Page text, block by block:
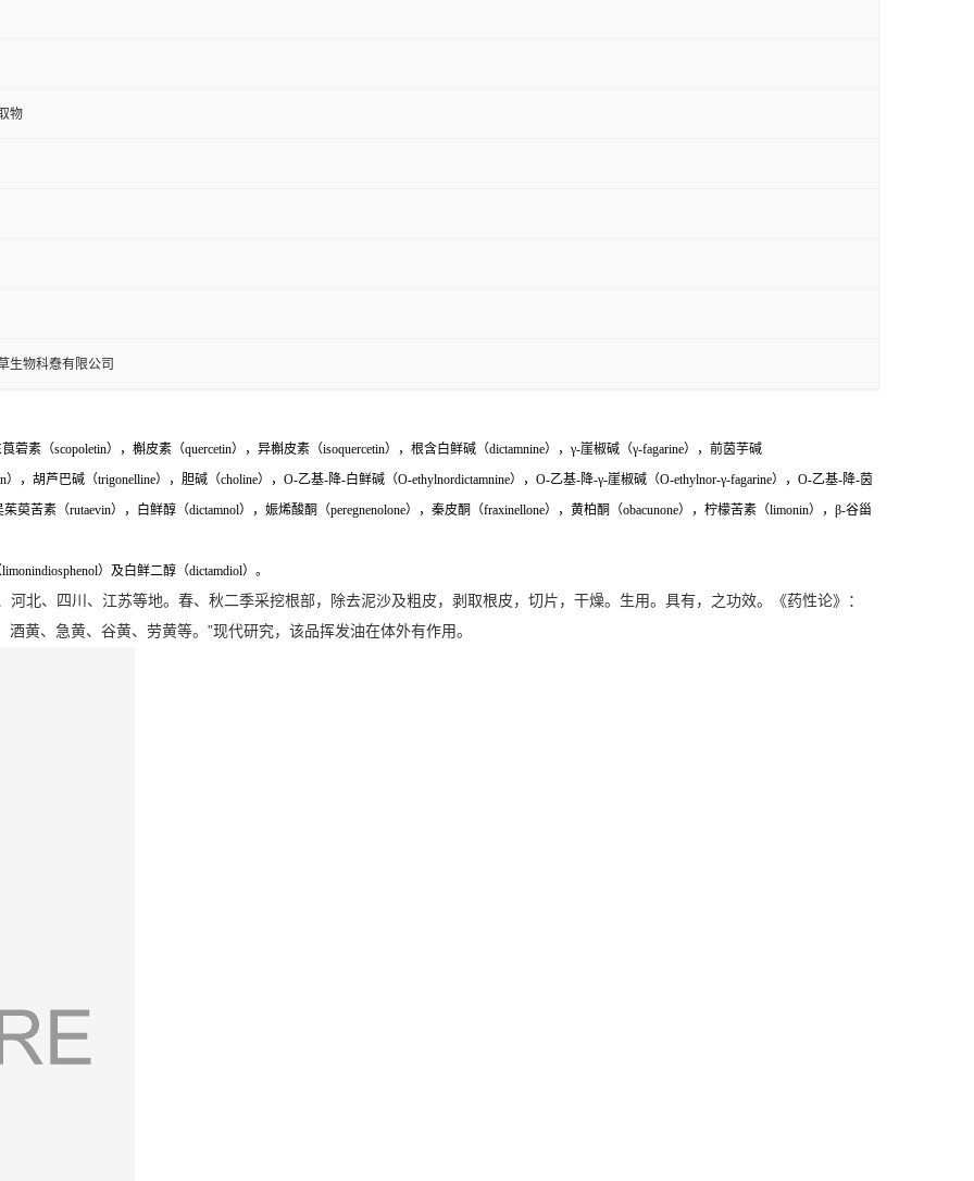
物
生物科憃有限公司
素（scopoletin），槲皮素（quercetin），异槲皮素（isoquercetin），根含白鲜碱（dictamnine），γ-崖椒碱（γ-fagarine），前茵芋碱
），胡芦巴碱（trigonelline），胆碱（choline），O-乙基-降-白鲜碱（O-ethylnordictamnine），O-乙基-降-γ-崖椒碱（O-ethylnor-γ-fagarine），O-乙基-降-茵
萸苦素（rutaevin），白鲜醇（dictamnol），娠烯酸酮（peregnenolone），秦皮酮（fraxinellone），黄柏酮（obacunone），柠檬苦素（limonin），β-谷甾
）及白鲜二醇（dictamdiol）。
北、四川、江苏等地。春、秋二季采挖根部，除去泥沙及粗皮，剥取根皮，切片，干燥。生用。具有，之功效。《药性论》：
酒黄、急黄、谷黄、劳黄等。”现代研究，该品挥发油在体外有作用。